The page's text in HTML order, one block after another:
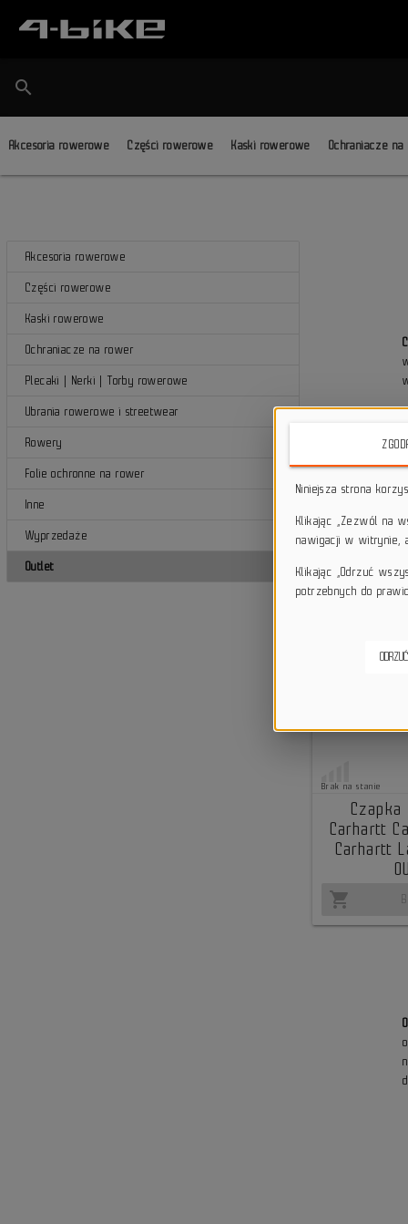
search
Akcesoria rowerowe Części rowerowe Kaski rowerowe Ochraniacze
Akcesoria rowerowe
Części rowerowe
Kaski rowerowe
Ochraniacze na rower
Plecaki | Nerki | Torby rowerowe
Ubrania rowerowe i streetwear
Rowery
Folie ochronne na rower
Inne
Wyprzedaże
Outlet
Brak na stanie
Carhartt
Carhartt
shopping_cart
Niniejsza strona
Klikając „Zezwól na
nawigacji w witrynie,
Klikając „Odrzuć
potrzebnych do